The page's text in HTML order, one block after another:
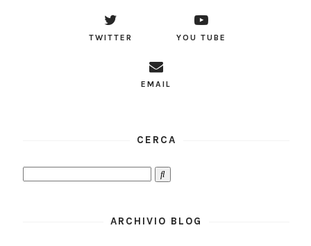
TWITTER YOU TUBE
EMAIL
CERCA
ARCHIVIO BLOG